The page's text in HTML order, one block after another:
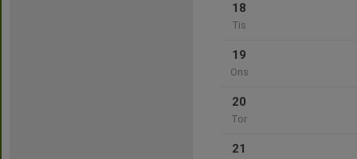
18
Tis
19
Ons
20
Tor
21